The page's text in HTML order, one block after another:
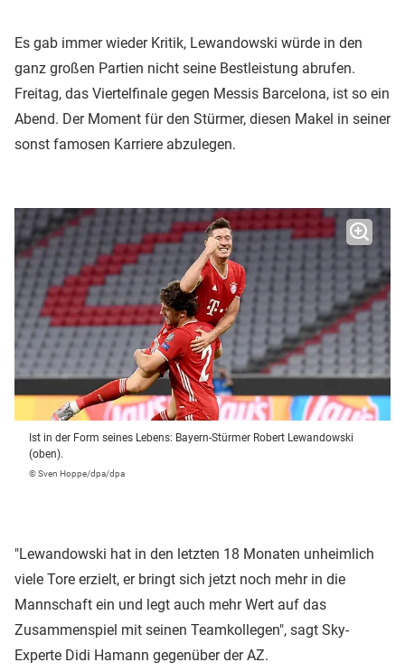
Es gab immer wieder Kritik, Lewandowski würde in den
ganz großen Partien nicht seine Bestleistung abrufen.
Freitag, das Viertelfinale gegen Messis Barcelona, ist so ein
Abend. Der Moment für den Stürmer, diesen Makel in seiner
sonst famosen Karriere abzulegen.
Ist in der Form seines Lebens: Bayern-Stürmer Robert Lewandowski
(oben).
© Sven Hoppe/dpa/dpa
"Lewandowski hat in den letzten 18 Monaten unheimlich
viele Tore erzielt, er bringt sich jetzt noch mehr in die
Mannschaft ein und legt auch mehr Wert auf das
Zusammenspiel mit seinen Teamkollegen", sagt Sky-
Experte Didi Hamann gegenüber der AZ.